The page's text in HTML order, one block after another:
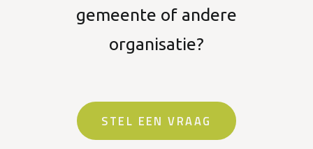
gemeente of andere
organisatie?
STEL EEN VRAAG